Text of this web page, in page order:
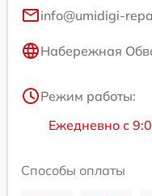
info@umidigi-
Набережная
Режим работы:
Ежедневно с
Способы оплаты